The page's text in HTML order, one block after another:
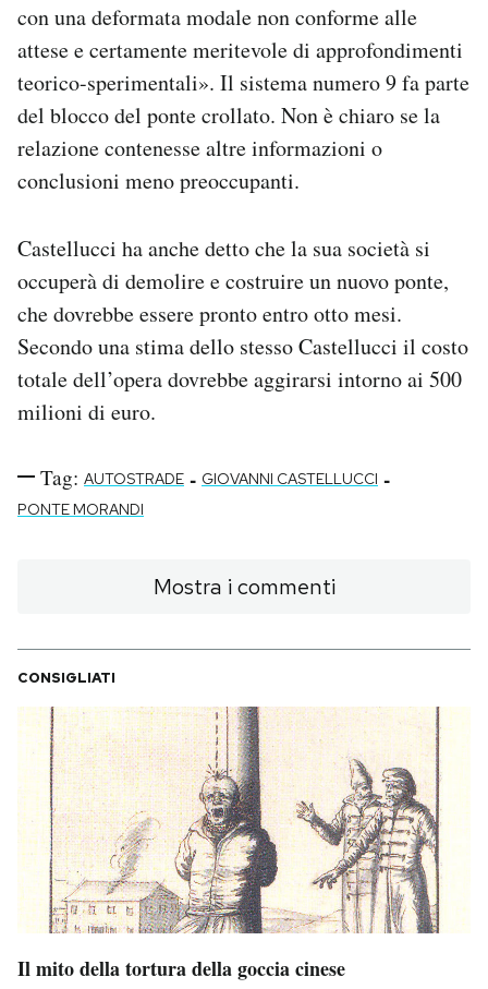
con una deformata modale non conforme alle
attese e certamente meritevole di approfondimenti
teorico-sperimentali». Il sistema numero 9 fa parte
del blocco del ponte crollato. Non è chiaro se la
relazione contenesse altre informazioni o
conclusioni meno preoccupanti.
Castellucci ha anche detto che la sua società si
occuperà di demolire e costruire un nuovo ponte,
che dovrebbe essere pronto entro otto mesi.
Secondo una stima dello stesso Castellucci il costo
totale dell’opera dovrebbe aggirarsi intorno ai 500
milioni di euro.
Tag: AUTOSTRADE - GIOVANNI CASTELLUCCI -
PONTE MORANDI
Mostra i commenti
CONSIGLIATI
Il mito della tortura della goccia cinese